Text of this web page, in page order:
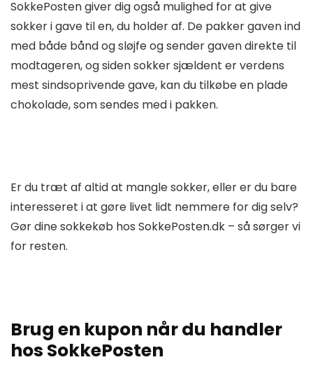
SokkePosten giver dig også mulighed for at give
sokker i gave til en, du holder af. De pakker gaven ind
med både bånd og sløjfe og sender gaven direkte til
modtageren, og siden sokker sjældent er verdens
mest sindsoprivende gave, kan du tilkøbe en plade
chokolade, som sendes med i pakken.
Er du træt af altid at mangle sokker, eller er du bare
interesseret i at gøre livet lidt nemmere for dig selv?
Gør dine sokkekøb hos SokkePosten.dk – så sørger vi
for resten.
Brug en kupon når du handler
hos SokkePosten